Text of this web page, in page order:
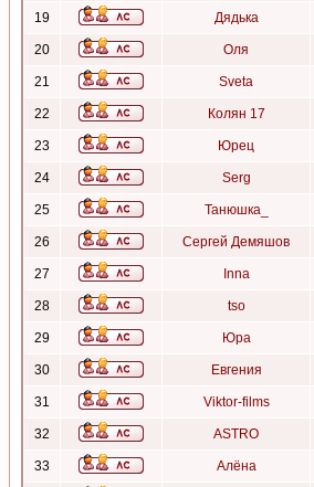
19 Дядька
20 Оля
21 Sveta
22 Колян 17
23 Юрец
24 Serg
25 Танюшка_
26 Сергей Демяшов
27 Inna
28 tso
29 Юра
30 Евгения
31 Viktor-films
32 ASTRO
33 Алёна